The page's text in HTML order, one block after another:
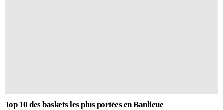
Top 10 des baskets les plus portées en Banlieue